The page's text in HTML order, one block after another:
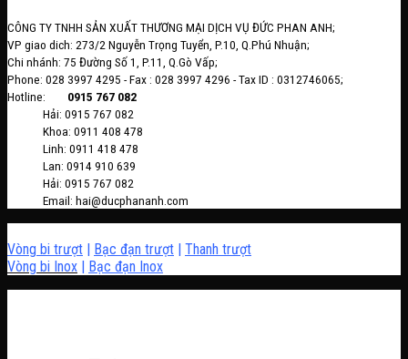
CÔNG TY TNHH SẢN XUẤT THƯƠNG MẠI DỊCH VỤ ĐỨC PHAN ANH;
VP giao dich: 273/2 Nguyễn Trọng Tuyển, P.10, Q.Phú Nhuận;
Chi nhánh: 75 Đường Số 1, P.11, Q.Gò Vấp;
Phone: 028 3997 4295 - Fax : 028 3997 4296 - Tax ID : 0312746065;
Hotline:
0915 767 082
Hải: 0915 767 082
Khoa: 0911 408 478
Linh: 0911 418 478
Lan: 0914 910 639
Hải: 0915 767 082
Email: hai@ducphananh.com
Vòng bi trượt Bạc đạn trượt
Thanh trượt
Vòng bi Inox
Bạc đạn Inox